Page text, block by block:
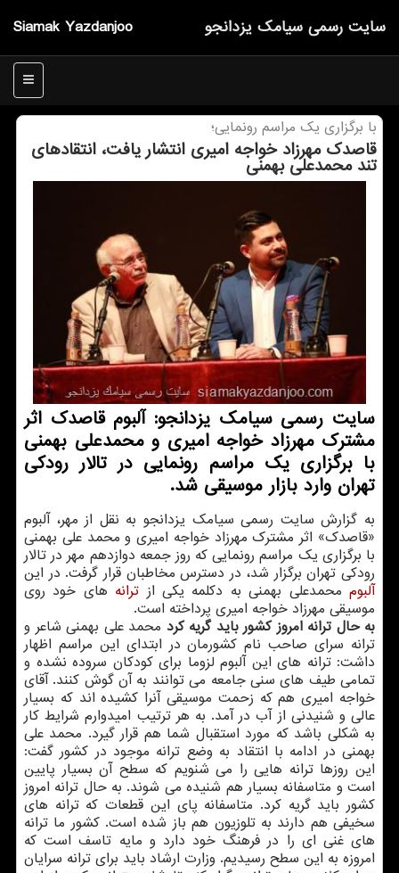
Siamak Yazdanjoo سایت رسمی سیامك یزدانجو
منو
با برگزاری یك مراسم رونمایی؛
قاصدك مهرزاد خواجه امیری انتشار یافت، انتقادهای
تند محمدعلی بهمنی
سایت رسمی سیامك یزدانجو: آلبوم قاصدك اثر
مشترك مهرزاد خواجه امیری و محمدعلی بهمنی
با برگزاری یك مراسم رونمایی در تالار رودكی
تهران وارد بازار موسیقی شد.
به گزارش سایت رسمی سیامك یزدانجو به نقل از مهر،آلبوم
«قاصدك» اثر مشترك مهرزاد خواجه امیری و محمد علی بهمنی
با برگزاری یك مراسم رونمایی كه روز جمعه دوازدهم مهر در تالار
رودكی تهران برگزار شد، در دسترس مخاطبان قرار گرفت. در این
آلبوممحمدعلی بهمنی به دكلمه یكی از ترانه های خود روی
موسیقی مهرزاد خواجه امیری پرداخته است.
به حال ترانه امروز كشور باید گریه كرد محمد علی بهمنی شاعر و
ترانه سرای صاحب نام كشورمان در ابتدای این مراسم اظهار
داشت: ترانه های این آلبوم لزوما برای كودكان سروده نشده و
تمامی طیف های سنی جامعه می توانند به آن گوش كنند. آقای
خواجه امیری هم كه زحمت موسیقی آنرا كشیده اند كه بسیار
عالی و شنیدنی از آب در آمد. به هر ترتیب امیدوارم شرایط كار
به شكلی باشد كه مورد استقبال شما هم قرار گیرد. محمد علی
بهمنی در ادامه با انتقاد به وضع ترانه موجود در كشور گفت:
این روزها ترانه هایی را می شنویم كه سطح آن بسیار پایین
است و متاسفانه بسیار هم شنیده می شوند. به حال ترانه امروز
كشور باید گریه كرد. متاسفانه پای این قطعات كه ترانه های
سخیفی هم دارند به تلوزیون هم باز شده است. كشور ما ترانه
های غنی ای را در فرهنگ خود دارد و مایه تاسف است كه
امروزه به این سطح رسیدیم. وزارت ارشاد باید برای ترانه سرایان